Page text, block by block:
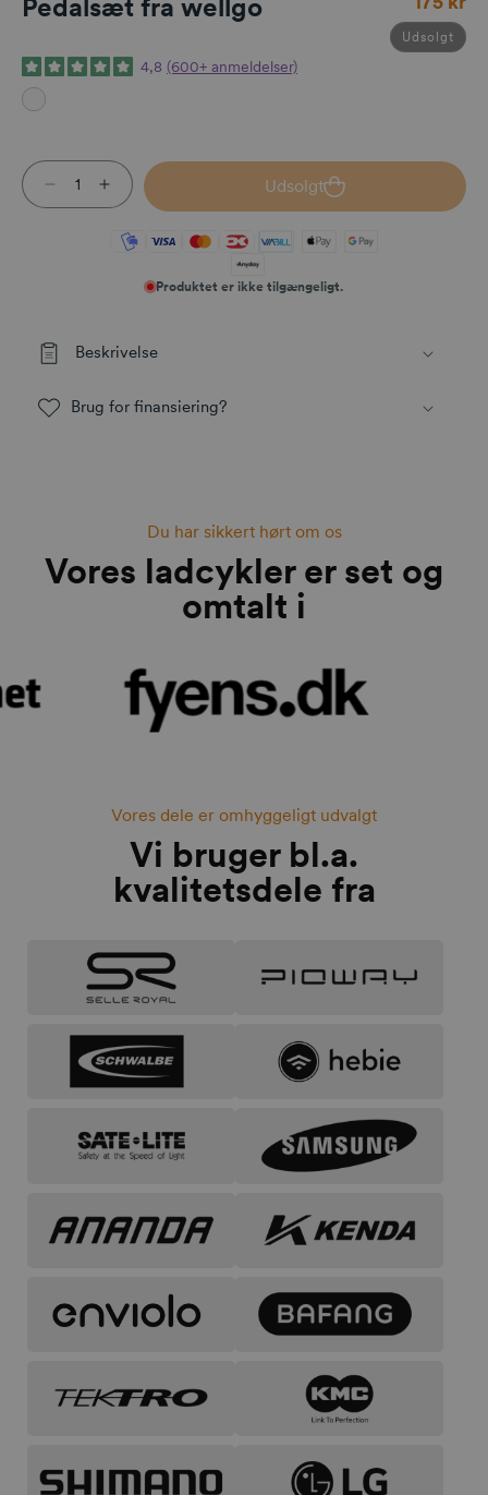
Pedalsæt fra wellgo
Udsolgt
4,8 (600+ anmeldelser)
Reducer antallet for Pedalsæt fra wellgo
Øg antallet for Pedalsæt fra wellgo
Udsolgt
Produktet er ikke tilgængeligt.
Beskrivelse
Brug for finansiering?
Du har sikkert hørt om os
Vores ladcykler er set og
omtalt i
Vores dele er omhyggeligt udvalgt
Vi bruger bl.a.
kvalitetsdele fra